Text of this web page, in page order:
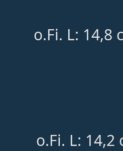
o.Fi. L: 14,8
o.Fi. L: